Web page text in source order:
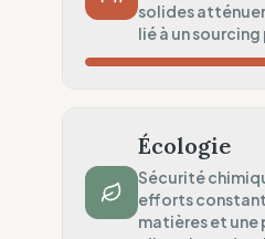
solides
lié à un
Violations
Traçabilité
Surveillance
Écologie
Sécurité
efforts
matières et